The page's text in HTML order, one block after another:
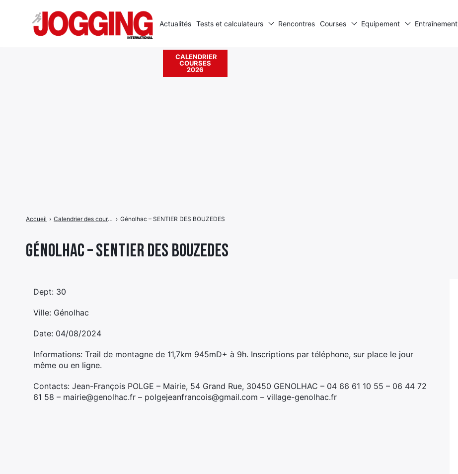
Génolhac – SENTIER DES BOUZEDES
Accueil › Calendrier des courses › Génolhac – SENTIER DES BOUZEDES
Dept: 30
Ville: Génolhac
Date: 04/08/2024
Informations: Trail de montagne de 11,7km 945mD+ à 9h. Inscriptions par téléphone, sur place le jour
même ou en ligne.
Contacts: Jean-François POLGE – Mairie, 54 Grand Rue, 30450 GENOLHAC – 04 66 61 10 55 – 06 44 72
61 58 – mairie@genolhac.fr – polgejeanfrancois@gmail.com – village-genolhac.fr
Actualités Tests et calculateurs Rencontres Courses Equipement Entraînement
CALENDRIER
COURSES
2026
Rechercher